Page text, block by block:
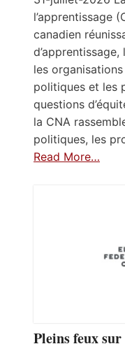
l’apprentissage
canadien
les
politiques et les
questions
la CNA
politiques, les
Read More…
Pleins feux